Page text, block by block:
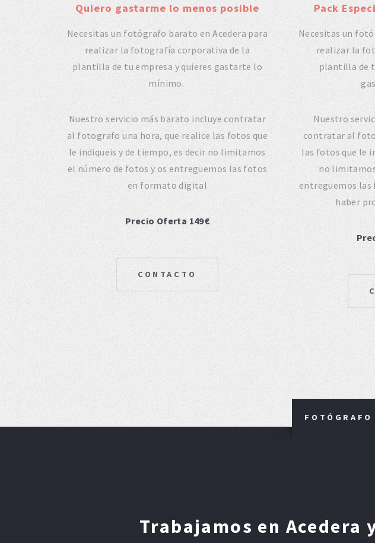
Quiero gastarme lo menos posible
Necesitas un fotógrafo barato en Acedera para
realizar la fotografía corporativa de la
plantilla de tu empresa y quieres gastarte lo
mínimo.
Nuestro servicio más barato incluye contratar
al fotografo una hora, que realice las fotos que
le indiqueis y de tiempo, es decir no limitamos
el número de fotos y os entreguemos las fotos
en formato digital
Precio Oferta 149€
CONTACTO
Pack
Necesitas un
realizar la
plantilla de
Nuestro
contratar al
las fotos que le
no
entreguemos
haber
Trabajamos en